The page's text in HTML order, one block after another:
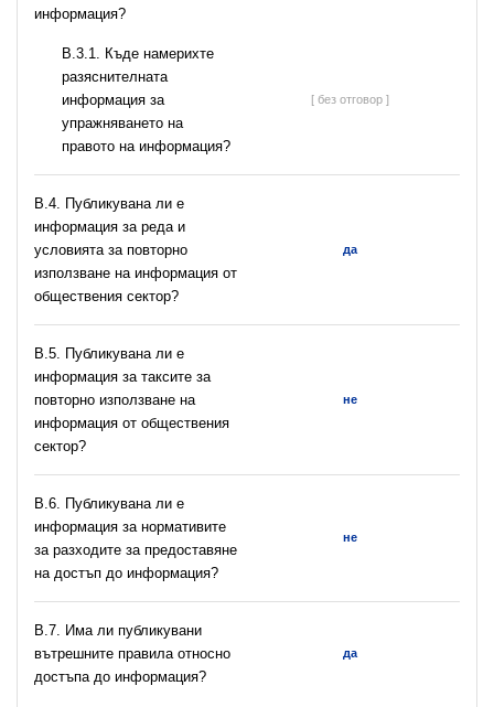
информация?
В.3.1. Къде намерихте
разяснителната
информация за
упражняването на
правото на информация?
[ без отговор ]
В.4. Публикувана ли е
информация за реда и
условията за повторно
използване на информация от
обществения сектор?
да
В.5. Публикувана ли е
информация за таксите за
повторно използване на
информация от обществения
сектор?
не
В.6. Публикувана ли е
информация за нормативите
за разходите за предоставяне
на достъп до информация?
не
В.7. Има ли публикувани
вътрешните правила относно
достъпа до информация?
да